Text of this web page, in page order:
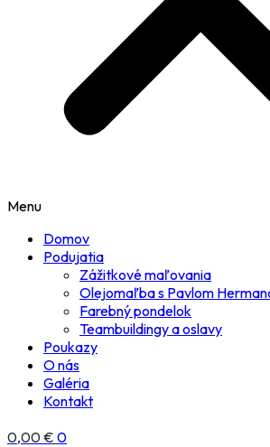
Menu
Domov
Podujatia
Zážitkové maľovania
Olejomaľba s Pavlom
Farebný pondelok
Teambuildingy a oslavy
Poukazy
O nás
Galéria
Kontakt
0,00€ 0